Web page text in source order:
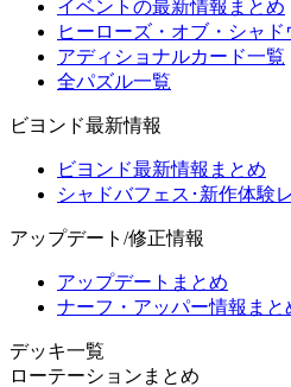
イベントの最新情報まとめ
ヒーローズ・オブ・シャ
アディショナルカード一覧
全パズル一覧
ビヨンド最新情報
ビヨンド最新情報まとめ
シャドバフェス･新作体験
アップデート/修正情報
アップデートまとめ
ナーフ・アッパー情報まと
デッキ一覧
ローテーションまとめ